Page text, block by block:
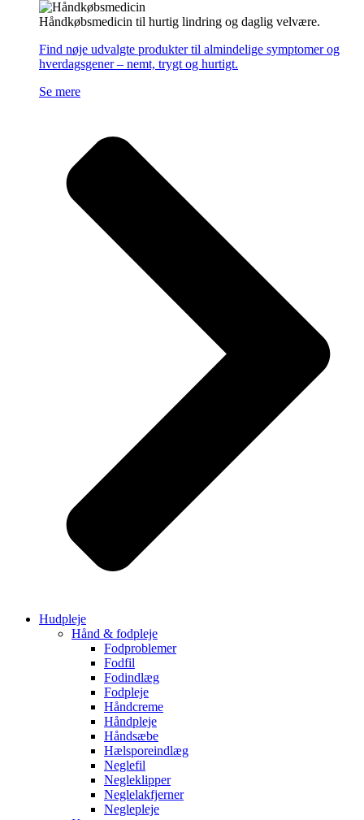
Håndkøbsmedicin til hurtig lindring og daglig velvære.
Find nøje udvalgte produkter til almindelige symptomer og
hverdagsgener – nemt, trygt og hurtigt.
Se mere
Hudpleje
Hånd & fodpleje
Fodproblemer
Fodfil
Fodindlæg
Fodpleje
Håndcreme
Håndpleje
Håndsæbe
Hælsporeindlæg
Neglefil
Negleklipper
Neglelakfjerner
Neglepleje